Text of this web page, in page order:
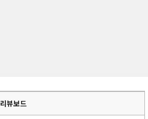
리뷰보드